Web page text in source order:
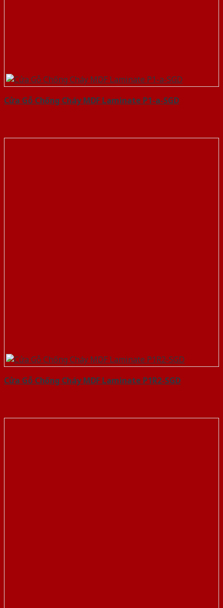
Cửa Gỗ Chống Cháy MDF Laminate P1-a-SGD
Cửa Gỗ Chống Cháy MDF Laminate P1R2-SGD